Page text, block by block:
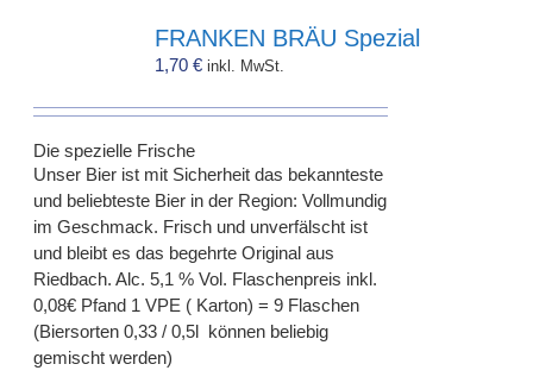
auf.
Die
können
der
Produktseite
gewählt
werden
FRANKEN BRÄU Spezial
1,70€ inkl. MwSt.
Die spezielle Frische
Unser Bier ist mit Sicherheit das bekannteste
und beliebteste Bier in der Region: Vollmundig
im Geschmack. Frisch und unverfälscht ist
und bleibt es das begehrte Original aus
Riedbach. Alc. 5,1 % Vol. Flaschenpreis inkl.
0,08€ Pfand 1 VPE ( Karton) = 9 Flaschen
(Biersorten 0,33 / 0,5l können beliebig
gemischt werden)